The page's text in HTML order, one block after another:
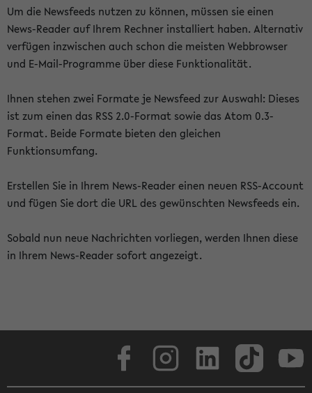
Um die Newsfeeds nutzen zu können, müssen sie einen
News-Reader auf Ihrem Rechner installiert haben. Alternativ
verfügen inzwischen auch schon die meisten Webbrowser
und E-Mail-Programme über diese Funktionalität.
Ihnen stehen zwei Formate je Newsfeed zur Auswahl: Dieses
ist zum einen das RSS 2.0-Format sowie das Atom 0.3-
Format. Beide Formate bieten den gleichen
Funktionsumfang.
Erstellen Sie in Ihrem News-Reader einen neuen RSS-Account
und fügen Sie dort die URL des gewünschten Newsfeeds ein.
Sobald nun neue Nachrichten vorliegen, werden Ihnen diese
in Ihrem News-Reader sofort angezeigt.